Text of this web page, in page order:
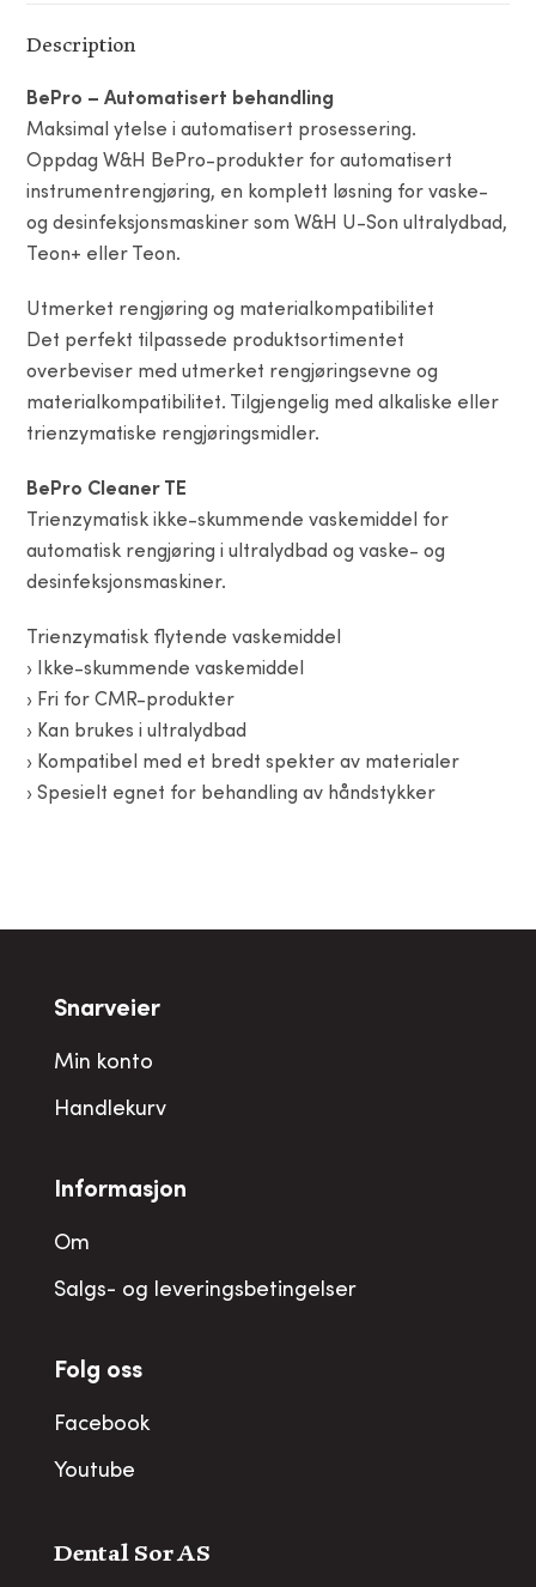
Description
BePro – Automatisert behandling
Maksimal ytelse i automatisert prosessering.
Oppdag W&H BePro-produkter for automatisert
instrumentrengjøring, en komplett løsning for vaske-
og desinfeksjonsmaskiner som W&H U-Son ultralydbad,
Teon+ eller Teon.
Utmerket rengjøring og materialkompatibilitet
Det perfekt tilpassede produktsortimentet
overbeviser med utmerket rengjøringsevne og
materialkompatibilitet. Tilgjengelig med alkaliske eller
trienzymatiske rengjøringsmidler.
BePro Cleaner TE
Trienzymatisk ikke-skummende vaskemiddel for
automatisk rengjøring i ultralydbad og vaske- og
desinfeksjonsmaskiner.
Trienzymatisk flytende vaskemiddel
› Ikke-skummende vaskemiddel
› Fri for CMR-produkter
› Kan brukes i ultralydbad
› Kompatibel med et bredt spekter av materialer
› Spesielt egnet for behandling av håndstykker
Snarveier
Min konto
Handlekurv
Informasjon
Om
Salgs- og leveringsbetingelser
Folg oss
Facebook
Youtube
Dental Sor AS